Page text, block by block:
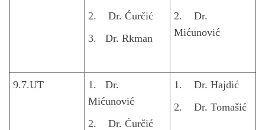
2. Dr. Ćurčić
3. Dr. Rkman
2. Dr.
Mićunović
9.7.UT
1. Dr.
Mićunović
2. Dr. Ćurčić
1. Dr. Hajdić
2. Dr. Tomašić